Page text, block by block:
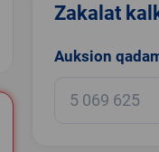
Zakalat
Auksion